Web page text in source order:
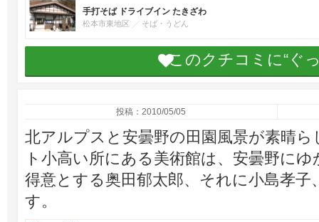
手打そば ドライブイン たきざわ
松本市東地区 そば・うどん
このクチコミに“ぐ
投稿：2010/05/05
北アルプスと安曇野の田園風景が素晴
ト小高い所にある美術館は、安曇野に
得意とする奥田郁太郎、それに小島孝
す。